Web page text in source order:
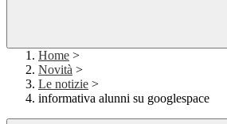
Home >
Novità >
Le notizie >
informativa alunni su googlespace